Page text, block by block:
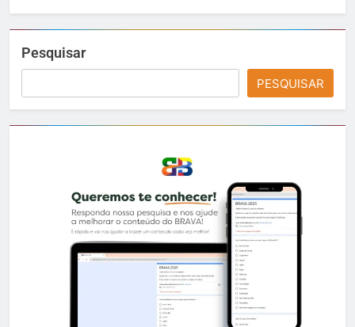
Pesquisar
PESQUISAR